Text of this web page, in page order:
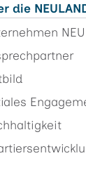
die